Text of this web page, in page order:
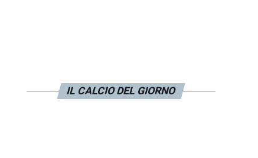
IL CALCIO DEL GIORNO